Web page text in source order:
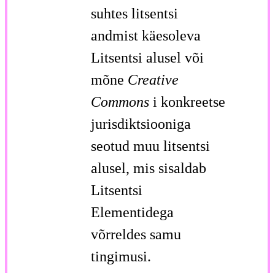
suhtes litsentsi
andmist käesoleva
Litsentsi alusel või
mõne Creative
Commons i konkreetse
jurisdiktsiooniga
seotud muu litsentsi
alusel, mis sisaldab
Litsentsi
Elementidega
võrreldes samu
tingimusi.